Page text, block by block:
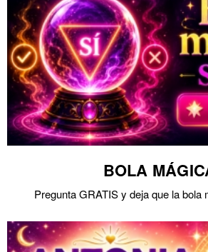
BOLA
Pregunta GRATIS y deja que la bola